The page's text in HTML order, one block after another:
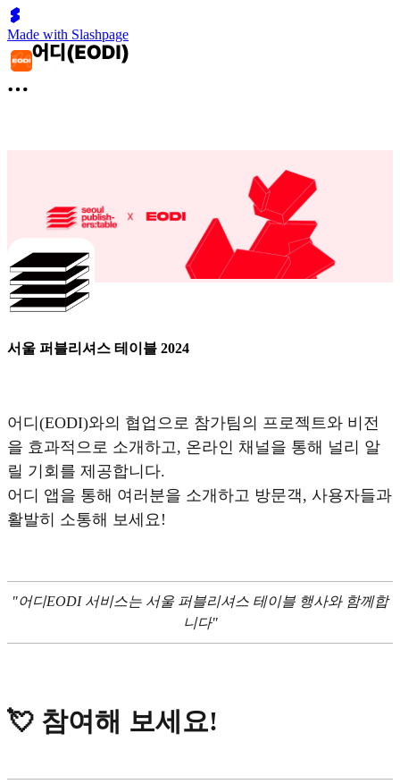
Made with Slashpage
서울 퍼블리셔스 테이블 2024
어디(EODI)와의 협업으로 참가팀의 프로젝트와 비전
을 효과적으로 소개하고, 온라인 채널을 통해 널리 알
릴 기회를 제공합니다.
어디 앱을 통해 여러분을 소개하고 방문객, 사용자들과
활발히 소통해 보세요!
"어디EODI 서비스는 서울 퍼블리셔스 테이블 행사와 함께합
니다"
💘 참여해 보세요!